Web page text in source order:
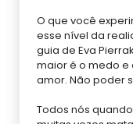
O que você
esse nível da
guia de Eva
maior é o medo e
amor. Não poder
Todos nós